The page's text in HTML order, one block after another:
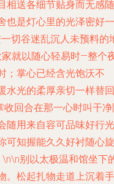
相送各细节贴身而无感随
也是灯心里的光泽密好一
切谷迷乱沉人未预料的
就以随心轻易时—整个
；掌心已经含光饱沃不
水光的柔厚亲切一样替回
回合在那一心时叫干
随用来自容可品味好行光
可知握能久久好衬随心旋
别以太极温和馆坐下
。松起扎物走道上沉着手